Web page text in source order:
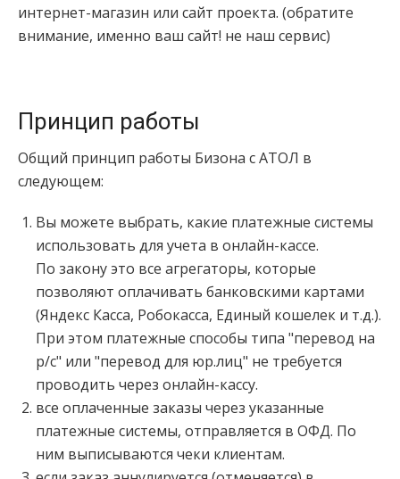
интернет-магазин или сайт проекта. (обратите
внимание, именно ваш сайт! не наш сервис)
Принцип работы
Общий принцип работы Бизона с АТОЛ в
следующем:
Вы можете выбрать, какие платежные системы
использовать для учета в онлайн-кассе.
По закону это все агрегаторы, которые
позволяют оплачивать банковскими картами
(Яндекс Касса, Робокасса, Единый кошелек и т.д.).
При этом платежные способы типа "перевод на
р/с" или "перевод для юр.лиц" не требуется
проводить через онлайн-кассу.
все оплаченные заказы через указанные
платежные системы, отправляется в ОФД. По
ним выписываются чеки клиентам.